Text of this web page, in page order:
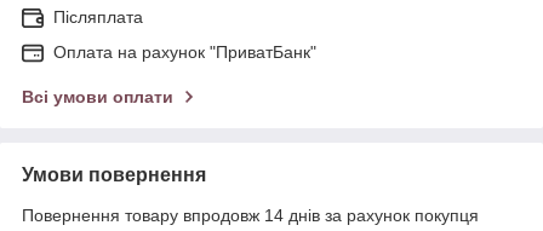
Післяплата
Оплата на рахунок "ПриватБанк"
Всі умови оплати
Умови повернення
Повернення товару впродовж 14 днів за рахунок покупця